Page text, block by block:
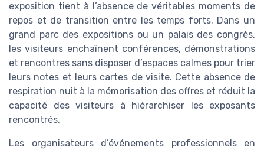
exposition tient à l’absence de véritables moments de
repos et de transition entre les temps forts. Dans un
grand parc des expositions ou un palais des congrès,
les visiteurs enchaînent conférences, démonstrations
et rencontres sans disposer d’espaces calmes pour trier
leurs notes et leurs cartes de visite. Cette absence de
respiration nuit à la mémorisation des offres et réduit la
capacité des visiteurs à hiérarchiser les exposants
rencontrés.
Les organisateurs d’événements professionnels en